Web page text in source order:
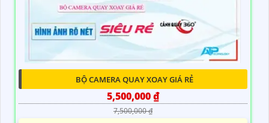
BỘ CAMERA QUAY XOAY GIÁ RẺ
5,500,000 ₫
7,500,000 ₫